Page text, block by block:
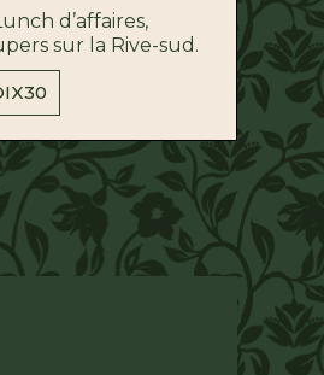
d’affaires,
sur la Rive-sud.